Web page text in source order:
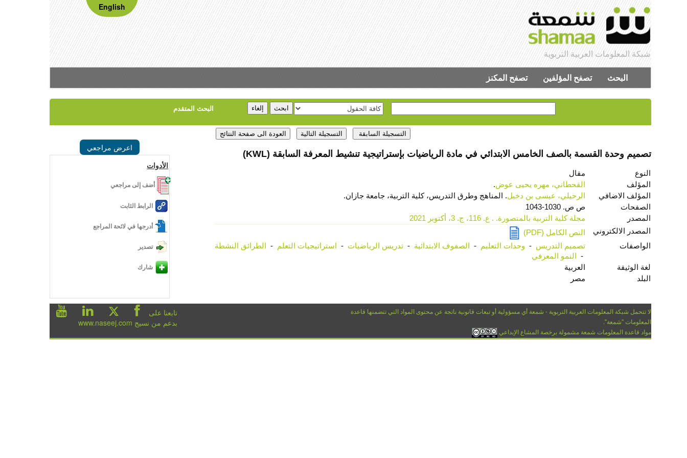
English
شبكة المعلومات العربية التربوية
البحث تصفح المؤلفين تصفح المكنز
البحث المتقدم
تصميم وحدة القسمة بالصف الخامس الابتدائي في مادة الرياضيات بإستراتيجية تنشيط المعرفة السابقة (KWL)
النوع
مقال
المؤلف
القحطاني، مهره يحيى عوض.
المؤلف الاضافي
الرحيلي، عيسى بن دخيل. المناهج وطرق التدريس، كلية التربية، جامعة جازان.
الصفحات
ص ص. 1030-1043
المصدر
مجلة كلية التربية بالمنصورة. . ع. 116، ج. 3، أكتوبر 2021
المصدر الالكتروني
النص الكامل (PDF)
الواصفات
تصميم التدريس - وحدات التعليم - الصفوف الابتدائية - تدريس الرياضيات - استراتيجيات التعلم - الطرائق النشطة
- النمو المعرفي
لغة الوثيقة
العربية
البلد
مصر
اعرض مراجعي
الأدوات
أضف إلى مراجعي
الرابط الثابت
أدرجها في لائحة المراجع
تصدير
شارك
لا تتحمل شبكة المعلومات العربية التربوية - شمعة أي مسؤولية أو تبعات قانونية ناتجة عن محتوى المواد التي تتضمنها قاعدة
المعلومات "شمعة".
مواد قاعدة المعلومات شمعة مشمولة برخصة المشاع الإبداعي
تابعنا على
بدعم من نسيج www.naseej.com